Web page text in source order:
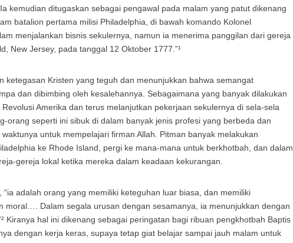
kemudian ditugaskan sebagai pengawal pada malam yang patut dikenang
batalion pertama milisi Philadelphia, di bawah komando Kolonel
menjalankan bisnis sekulernya, namun ia menerima panggilan dari gereja
New Jersey, pada tanggal 12 Oktober 1777.”¹
ketegasan Kristen yang teguh dan menunjukkan bahwa semangat
dan dibimbing oleh kesalehannya. Sebagaimana yang banyak dilakukan
Amerika dan terus melanjutkan pekerjaan sekulernya di sela-sela
orang seperti ini sibuk di dalam banyak jenis profesi yang berbeda dan
untuk mempelajari firman Allah. Pitman banyak melakukan
ke Rhode Island, pergi ke mana-mana untuk berkhotbah, dan dalam
gereja lokal ketika mereka dalam keadaan kekurangan.
adalah orang yang memiliki keteguhan luar biasa, dan memiliki
moral…. Dalam segala urusan dengan sesamanya, ia menunjukkan dengan
Kiranya hal ini dikenang sebagai peringatan bagi ribuan pengkhotbah Baptis
dengan kerja keras, supaya tetap giat belajar sampai jauh malam untuk